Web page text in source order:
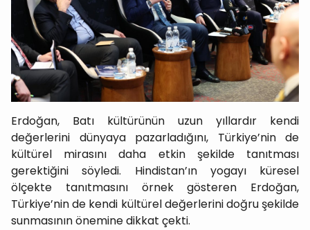
Erdoğan, Batı kültürünün uzun yıllardır kendi
değerlerini dünyaya pazarladığını, Türkiye’nin de
kültürel mirasını daha etkin şekilde tanıtması
gerektiğini söyledi. Hindistan’ın yogayı küresel
ölçekte tanıtmasını örnek gösteren Erdoğan,
Türkiye’nin de kendi kültürel değerlerini doğru şekilde
sunmasının önemine dikkat çekti.